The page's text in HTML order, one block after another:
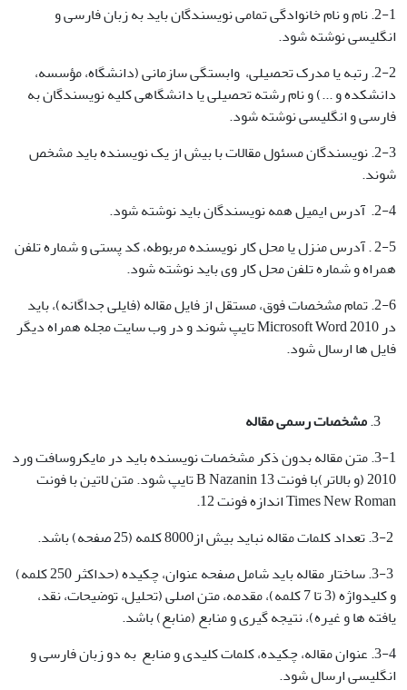
2-1. نام و نام خانوادگی تمامی نویسندگان باید به زبان فارسی و
انگلیسی نوشته شود.
2-2. رتبه یا مدرک تحصیلی، وابستگی سازمانی (دانشگاه، مؤسسه،
دانشکده و ...) و نام رشته تحصیلی یا دانشگاهی کلیه نویسندگان به
فارسی و انگلیسی نوشته شود.
2-3. نویسندگان مسئول مقالات با بیش از یک نویسنده باید مشخص
شوند.
2-4. آدرس ایمیل همه نویسندگان باید نوشته شود.
2-5 . آدرس منزل یا محل کار نویسنده مربوطه، کد پستی و شماره تلفن
همراه و شماره تلفن محل کار وی باید نوشته شود.
2-6. تمام مشخصات فوق، مستقل از فایل مقاله (فایلی جداگانه)، باید
در Microsoft Word 2010 تایپ شوند و در وب سایت مجله همراه دیگر
فایل ها ارسال شود.
مشخصات رسمی مقاله
3-1. متن مقاله بدون ذکر مشخصات نویسنده باید در مایکروسافت ورد
2010 (و بالاتر)با فونت B Nazanin 13 تایپ شود. متن لاتین با فونت
Times New Roman اندازه فونت 12.
3-3. ساختار مقاله باید شامل صفحه عنوان، چکیده (حداکثر 250 کلمه)
و کلیدواژه (3 تا 7 کلمه)، مقدمه، متن اصلی (تحلیل، توضیحات، نقد،
یافته ها و غیره)، نتیجه گیری و منابع (منابع) باشد.
3-4. عنوان مقاله، چکیده، کلمات کلیدی و منابع به دو زبان فارسی و
انگلیسی ارسال شود.